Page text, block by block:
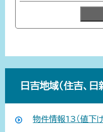
日吉地域（住吉、日
物件情報13（値下げ